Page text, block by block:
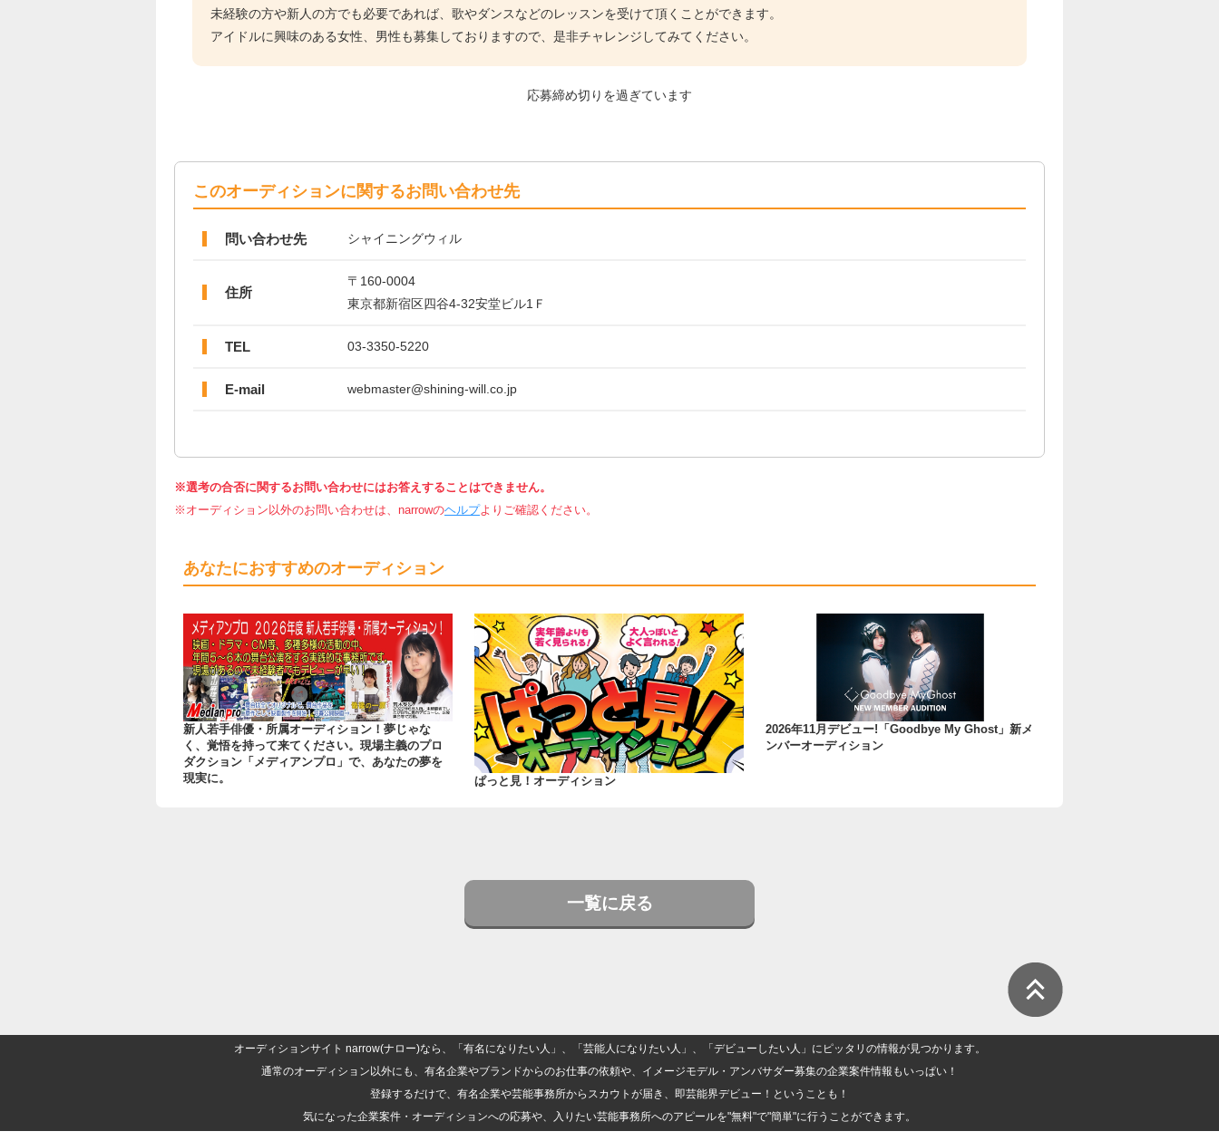
未経験の方や新人の方でも必要であれば、歌やダンスなどのレッスンを受けて頂くことができます。
アイドルに興味のある女性、男性も募集しておりますので、是非チャレンジしてみてください。
応募締め切りを過ぎています
このオーディションに関するお問い合わせ先
問い合わせ先 シャイニングウィル
住所
〒160-0004
東京都新宿区四谷4-32安堂ビル1Ｆ
TEL 03-3350-5220
E-mail webmaster@shining-will.co.jp
※選考の合否に関するお問い合わせにはお答えすることはできません。
※オーディション以外のお問い合わせは、narrowのヘルプよりご確認ください。
あなたにおすすめのオーディション
新人若手俳優・所属オーディション！夢じゃな
く、覚悟を持って来てください。現場主義のプロ
ダクション「メディアンプロ」で、あなたの夢を
現実に。
ぱっと見！オーディション
2026年11月デビュー!「Goodbye My Ghost」新メ
ンバーオーディション
一覧に戻る
オーディションサイト narrow(ナロー)なら、「有名になりたい人」、「芸能人になりたい人」、「デビューしたい人」にピッタリの情報が見つかります。
通常のオーディション以外にも、有名企業やブランドからのお仕事の依頼や、イメージモデル・アンバサダー募集の企業案件情報もいっぱい！
登録するだけで、有名企業や芸能事務所からスカウトが届き、即芸能界デビュー！ということも！
気になった企業案件・オーディションへの応募や、入りたい芸能事務所へのアピールを"無料"で"簡単"に行うことができます。